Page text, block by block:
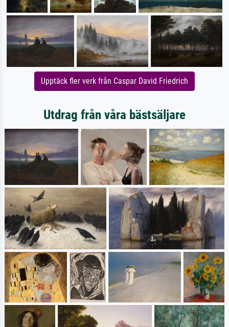
Upptäck fler verk från Caspar David Friedrich
Utdrag från våra bästsäljare